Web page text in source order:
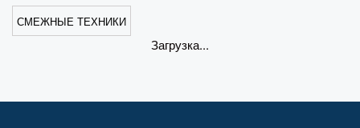
СМЕЖНЫЕ ТЕХНИКИ
Загрузка...